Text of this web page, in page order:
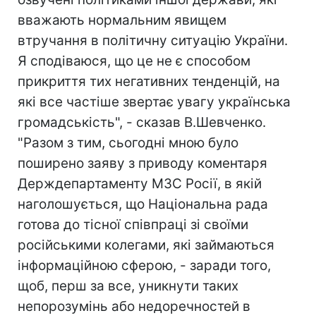
вважають нормальним явищем
втручання в політичну ситуацію України.
Я сподіваюся, що це не є способом
прикриття тих негативних тенденцій, на
які все частіше звертає увагу українська
громадськість", - сказав В.Шевченко.
"Разом з тим, сьогодні мною було
поширено заяву з приводу коментаря
Держдепартаменту МЗС Росії, в якій
наголошується, що Національна рада
готова до тісної співпраці зі своїми
російськими колегами, які займаються
інформаційною сферою, - заради того,
щоб, перш за все, уникнути таких
непорозумінь або недоречностей в